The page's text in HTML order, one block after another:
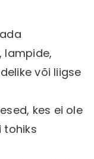
lampide,
või liigse
kes ei ole
tohiks